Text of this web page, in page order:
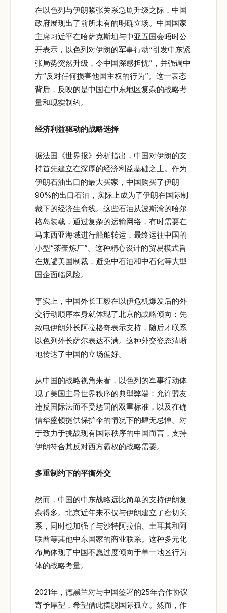
在以色列与伊朗紧张关系急剧升级之际，中国
政府展现出了前所未有的明确立场。中国国家
主席习近平在哈萨克斯坦与中亚五国会晤时公
开表示，以色列对伊朗的军事行动“引发中东紧
张局势突然升级，令中国深感担忧”，并强调中
方“反对任何损害他国主权的行为”。这一表态
背后，反映的是中国在中东地区复杂的战略考
量和现实制约。
经济利益驱动的战略选择
据法国《世界报》分析指出，中国对伊朗的支
持首先建立在深厚的经济利益基础之上。作为
伊朗石油出口的最大买家，中国购买了伊朗
90%的出口石油，实际上成为了伊朗在国际制
裁下的经济生命线。这些石油从波斯湾的哈尔
格岛装载，通过复杂的运输网络，有时需要在
马来西亚海域进行船舶转运，最终运往中国的
小型“茶壶炼厂”。这种精心设计的贸易模式旨
在规避美国制裁，避免中石油和中石化等大型
国企面临风险。
事实上，中国外长王毅在以伊危机爆发后的外
交行动顺序本身就体现了北京的战略倾向：先
致电伊朗外长阿拉格奇表示支持，随后才联系
以色列外长萨尔表达不满。这种外交姿态清晰
地传达了中国的立场偏好。
从中国的战略视角来看，以色列的军事行动体
现了美国主导世界秩序的典型弊端：允许盟友
违反国际法而不受惩罚的双重标准，以及在确
信华盛顿提供保护伞的情况下的肆无忌惮。对
于致力于挑战现有国际秩序的中国而言，支持
伊朗符合其反对西方霸权的战略需要。
多重制约下的平衡外交
然而，中国的中东战略远比简单的支持伊朗复
杂得多。北京近年来不仅与伊朗建立了密切关
系，同时也加强了与沙特阿拉伯、土耳其和阿
联酋等其他中东国家的商业联系。这种多元化
布局体现了中国不愿过度倾向于单一地区行为
体的战略考量。
2021年，德黑兰对与中国签署的25年合作协议
寄予厚望，希望借此摆脱国际孤立。然而，作